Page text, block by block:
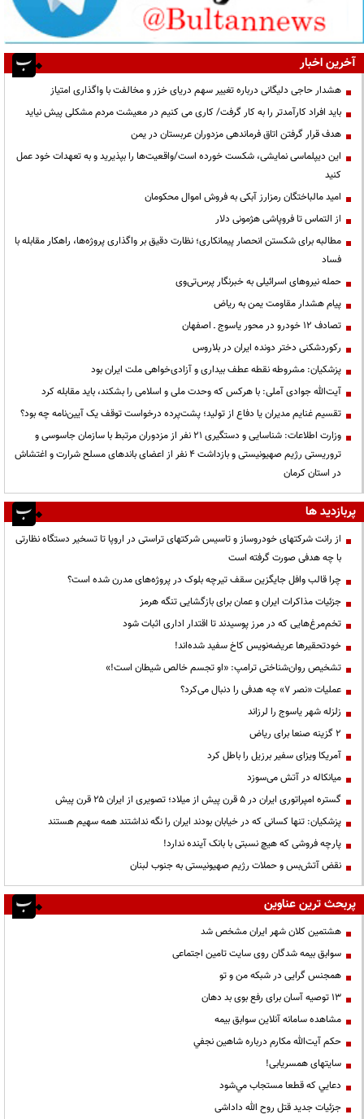
آخرین اخبار
هشدار حاجی دلیگانی درباره تغییر سهم دریای خزر و مخالفت با واگذاری امتیاز
باید افراد کارآمدتر را به کار گرفت/ کاری می کنیم در معیشت مردم مشکلی پیش نیاید
هدف قرار گرفتن اتاق‌ فرماندهی مزدوران عربستان در یمن
این دیپلماسی نمایشی، شکست خورده است/واقعیت‌ها را بپذیرید و به تعهدات خود عمل
کنید
امید مالباختگان رمزارز آبکی به فروش اموال محکومان
از التماس تا فروپاشی هژمونی دلار
مطالبه برای شکستن انحصار پیمانکاری؛ نظارت دقیق بر واگذاری پروژه‌ها، راهکار مقابله با
فساد
حمله نیروهای اسرائیلی به خبرنگار پرس‌تی‌وی
پیام هشدار مقاومت یمن به ریاض
تصادف ۱۲ خودرو در محور یاسوج ـ اصفهان
رکوردشکنی دختر دونده ایران در بلاروس
پزشکیان: مشروطه نقطه عطف بیداری و آزادی‌خواهی ملت ایران بود
آیت‌الله جوادی آملی: با هرکس که وحدت ملی و اسلامی را بشکند، باید مقابله کرد
تقسیم غنایم مدیران یا دفاع از تولید؛ پشت‌پرده درخواست توقف یک آیین‌نامه چه بود؟
وزارت اطلاعات: شناسایی و دستگیری ۲۱ نفر از مزدوران مرتبط با سازمان جاسوسی و
تروریستی رژیم صهیونیستی و بازداشت ۴ نفر از اعضای باندهای مسلح شرارت و اغتشاش
در استان کرمان
پربازدید ها
از رانت‌ شرکتهای خودروساز و تاسیس شرکتهای تراستی در اروپا تا تسخیر دستگاه نظارتی
با چه هدفی صورت گرفته است
چرا قالب وافل جایگزین سقف تیرچه بلوک در پروژه‌های مدرن شده است؟
جزئیات مذاکرات ایران و عمان برای بازگشایی تنگه هرمز
تخم‌مرغ‌هایی که در مرز پوسیدند تا اقتدار اداری اثبات شود
خودتحقیرها عریضه‌نویس کاخ سفید شده‌اند!
تشخیص روان‌شناختی ترامپ: «او تجسم خالص شیطان است!»
عملیات «نصر ۷» چه هدفی را دنبال می‌کرد؟
زلزله شهر یاسوج را لرزاند
۲ گزینه صنعا برای ریاض
آمریکا ویزای سفیر برزیل را باطل کرد
میانکاله در آتش می‌سوزد
گستره امپراتوری ایران در ۵ قرن پیش از میلاد؛ تصویری از ایران ۲۵ قرن پیش
پزشکیان: تنها کسانی که در خیابان بودند ایران را نگه نداشتند همه سهیم هستند
پارچه فروشی که هیچ نسبتی با بانک آینده ندارد!
نقض آتش‌بس و حملات رژیم صهیونیستی به جنوب لبنان
پربحث ترین عناوین
هشتمین کلان شهر ایران مشخص شد
سوابق بیمه شدگان روی سایت تامین اجتماعی
همجنس گرایی در شبکه من و تو
13 توصیه آسان برای رفع بوی بد دهان
مشاهده سامانه آنلاين سوابق بیمه
حكم آيت‌الله مكارم درباره شاهين نجفي
سایتهای همسریابی!
دعايي كه قطعا مستجاب مي‌شود
جزئیات جدید قتل روح الله داداشی